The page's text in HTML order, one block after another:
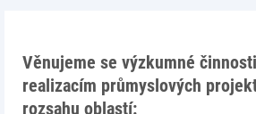
Věnujeme se výzkumné
realizacím průmyslových
rozsahu oblastí: